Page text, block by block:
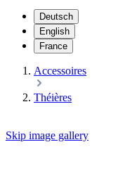
Deutsch
English
France
Accessoires
Théières
Skip image gallery